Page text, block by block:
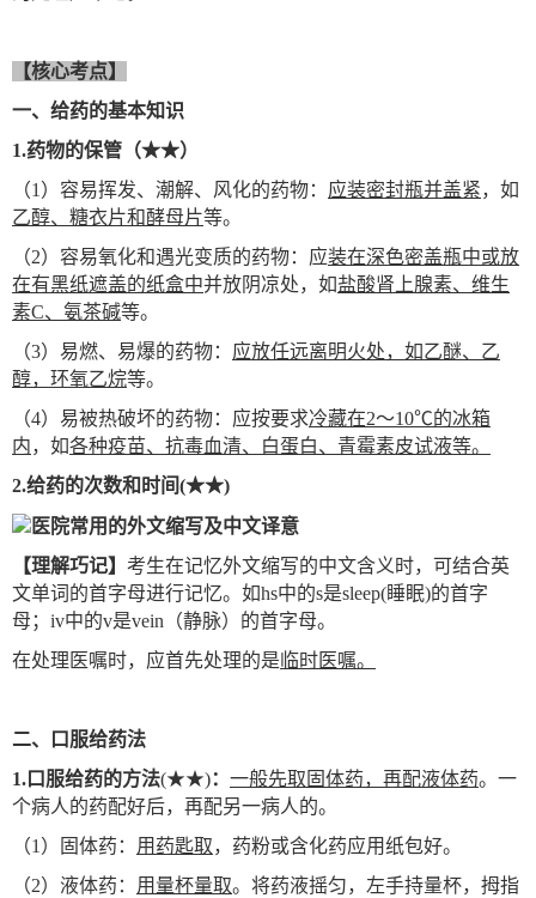
【核心考点】
一、给药的基本知识
1.药物的保管（★★）
（1）容易挥发、潮解、风化的药物： 应装密封瓶并盖紧，如
乙醇、糖衣片和酵母片等。
（2）容易氧化和遇光变质的药物：应装在深色密盖瓶中或放
在有黑纸遮盖的纸盒中并放阴凉处，如盐酸肾上腺素、维生
素C、氨茶碱等。
（3）易燃、易爆的药物： 应放任远离明火处，如乙醚、乙
醇，环氧乙烷等。
（4）易被热破坏的药物：应按要求冷藏在2～10℃的冰箱
内，如各种疫苗、抗毒血清、白蛋白、青霉素皮试液等。
2.给药的次数和时间(★★)
【理解巧记】 考生在记忆外文缩写的中文含义时，可结合英
文单词的首字母进行记忆。如hs中的s是sleep(睡眠)的首字
母；iv中的v是vein（静脉）的首字母。
在处理医嘱时，应首先处理的是 临时医嘱。
二、口服给药法
1. 口服给药的方法(★★)： 一般先取固体药，再配液体药。一
个病人的药配好后，再配另一病人的。
（1）固体药： 用药匙取，药粉或含化药应用纸包好。
（2）液体药： 用量杯量取。将药液摇匀，左手持量杯，拇指